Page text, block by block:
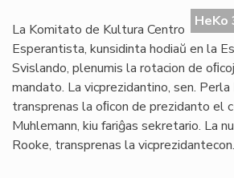
HeKo
La Komitato de Kultura Centro
Esperantista, kunsidinta hodiaŭ en la
Svislando, plenumis la rotacion de
mandato. La vicprezidantino, sen.
transprenas la oﬁcon de prezidanto el
Muhlemann, kiu fariĝas sekretario. La
Rooke, transprenas la vicprezidantecon.